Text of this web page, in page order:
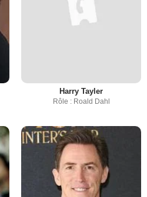
Harry Tayler
Rôle : Roald Dahl